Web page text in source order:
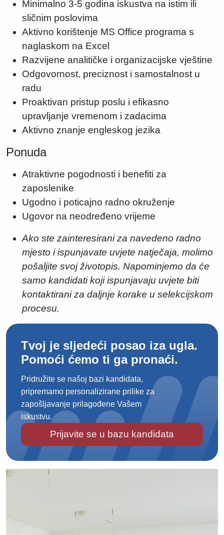
Minimalno 3-5 godina iskustva na istim ili
sličnim poslovima
Aktivno korištenje MS Office programa s
naglaskom na Excel
Razvijene analitičke i organizacijske vještine
Odgovornost, preciznost i samostalnost u
radu
Proaktivan pristup poslu i efikasno
upravljanje vremenom i zadacima
Aktivno znanje engleskog jezika
Ponuda
Atraktivne pogodnosti i benefiti za
zaposlenike
Ugodno i poticajno radno okruženje
Ugovor na neodređeno vrijeme
Ako ste zainteresirani za navedeno radno
mjesto i ispunjavate uvjete natječaja, molimo
pošaljite svoj životopis. Napominjemo da će
samo kandidati koji ispunjavaju uvjete biti
kontaktirani za daljnje korake u selekcijskom
procesu.
Tvoj je sljedeći posao iza ugla.
Pomoći ćemo ti ga pronaći.
Pridružite se našoj bazi kandidata,
pripremamo personalizirane prilike za
zapošljavanje prilagođene Vašem
iskustvu.
Prijavite se u bazu kandidata